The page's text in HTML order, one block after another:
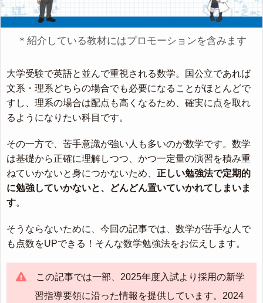
＊紹介している教材にはプロモーションを含みます
大学受験で英語と並んで重視される数学。国公立であれば
文系・理系どちらの場合でも必要になることがほとんどで
すし、理系の場合は配点も高くなるため、確実に点を取れ
るようになりたい科目です。
その一方で、苦手意識が強い人も多いのが数学です。数学
は基礎から正確に理解しつつ、かつ一定量の演習を積み重
ねていかないと身につかないため、 正しい勉強法で定期的
に勉強していかないと、どんどん置いていかれてしまいま
す。
そうならないために、今回の記事では、数学が苦手な人で
も点数をUPできる！そんな数学勉強法をお伝えします。
この記事では一部、2025年度入試より採用の新学
習指導要領に沿った情報を提供しています。2024